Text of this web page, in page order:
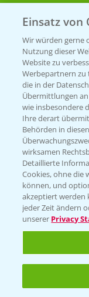
T.+49
KONTAKT
Hilfe in
T.+49
Einsatz von
Wir würden gerne
Nutzung dieser
Website zu
Werbepartnern zu
die in der
Übermittlungen
wie insbesondere
Ihre derart
Behörden in
wirksamen
Detaillierte
Cookies, ohne die
können, und
akzeptiert werden
jeder Zeit ändern
unserer Privacy